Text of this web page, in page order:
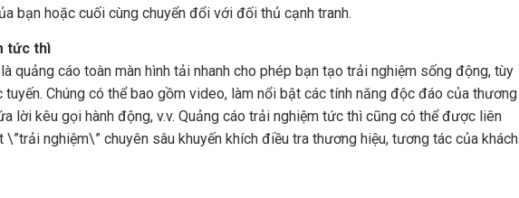
bạn hoặc cuối cùng chuyển đổi với đối thủ cạnh tranh.
tức thì
quảng cáo toàn màn hình tải nhanh cho phép bạn tạo trải nghiệm sống động, tùy
Chúng có thể bao gồm video, làm nổi bật các tính năng độc đáo của thương
lời kêu gọi hành động, v.v. Quảng cáo trải nghiệm tức thì cũng có thể được liên
nghiệm\” chuyên sâu khuyến khích điều tra thương hiệu, tương tác của khách